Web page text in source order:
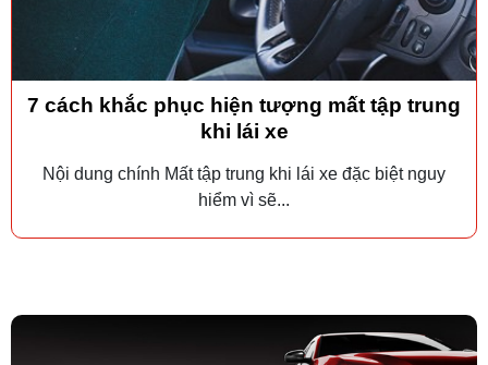
7 cách khắc phục hiện tượng mất tập trung
khi lái xe
Nội dung chính Mất tập trung khi lái xe đặc biệt nguy
hiểm vì sẽ...